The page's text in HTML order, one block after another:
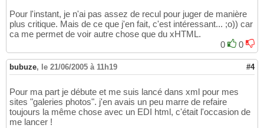
Pour l'instant, je n'ai pas assez de recul pour juger de manière
plus critique. Mais de ce que j'en fait, c'est intéressant... ;o)) car
ca me permet de voir autre chose que du xHTML.
0
0
bubuze, le 21/06/2005 à 11h19 #4
Pour ma part je débute et me suis lancé dans xml pour mes
sites "galeries photos". j'en avais un peu marre de refaire
toujours la même chose avec un EDI html, c'était l'occasion de
me lancer !